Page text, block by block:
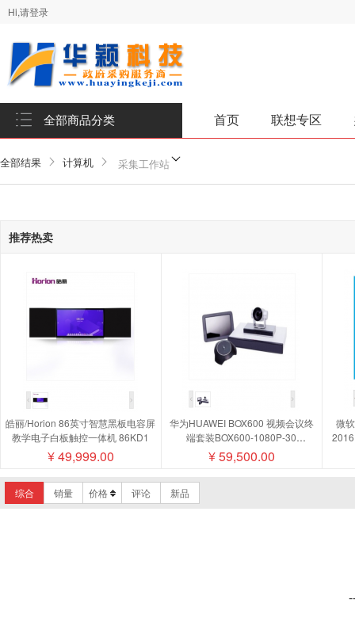
Hi,请登录
全部商品分类 首页 联想专区
全部结果 计算机 采集工作站
推荐热卖
皓丽/Horion 86英寸智慧黑板电容屏
教学电子白板触控一体机 86KD1
¥49,999.00
华为HUAWEI BOX600 视频会议终
端套装BOX600-1080P-30
camera200摄像机MIC500全向麦磁
盘阵列
¥59,500.00
微
综合 销量 价格 评论 新品